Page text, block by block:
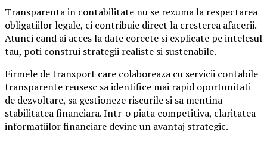
Transparenta in contabilitate nu se rezuma la respectarea
obligatiilor legale, ci contribuie direct la cresterea afacerii.
Atunci cand ai acces la date corecte si explicate pe intelesul
tau, poti construi strategii realiste si sustenabile.
Firmele de transport care colaboreaza cu servicii contabile
transparente reusesc sa identifice mai rapid oportunitati
de dezvoltare, sa gestioneze riscurile si sa mentina
stabilitatea financiara. Intr-o piata competitiva, claritatea
informatiilor financiare devine un avantaj strategic.